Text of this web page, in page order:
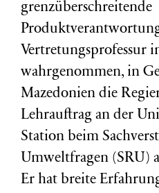
grenzüberschreitende
Vertretungsprofessur
wahrgenommen, in
Mazedonien die
Lehrauftrag an der
Station beim
Umweltfragen (SRU)
Er hat breite